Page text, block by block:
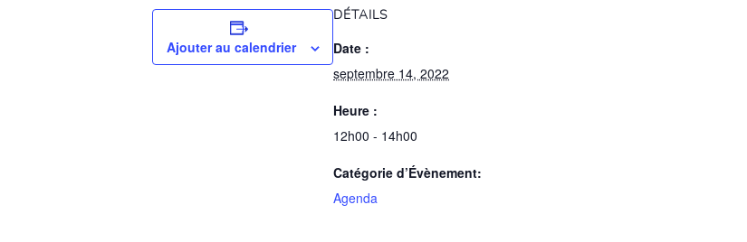
Ajouter au calendrier
DÉTAILS
Date :
septembre 14, 2022
Heure :
12h00 - 14h00
Catégorie d’Évènement:
Agenda